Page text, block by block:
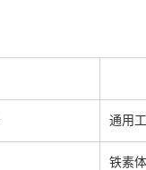
通用
铁素